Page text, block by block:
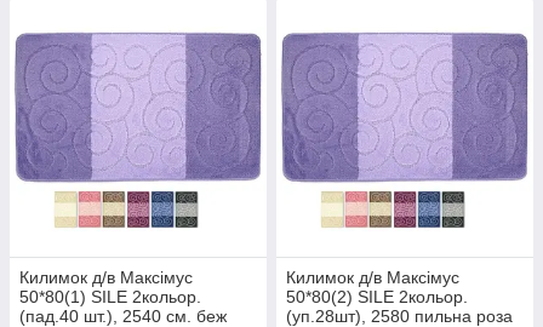
Килимок д/в Максімус
50*80(1) SILE 2кольор.
(пад.40 шт.), 2540 см. беж
Килимок д/в Максімус
50*80(2) SILE 2кольор.
(уп.28шт), 2580 пильна роза